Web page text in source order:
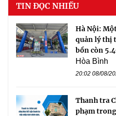
TIN ĐỌC NHIỀU
Hà Nội:
quản lý thị
bồn còn
Hòa Bình
20:02 08/08/
Thanh tra
phạm